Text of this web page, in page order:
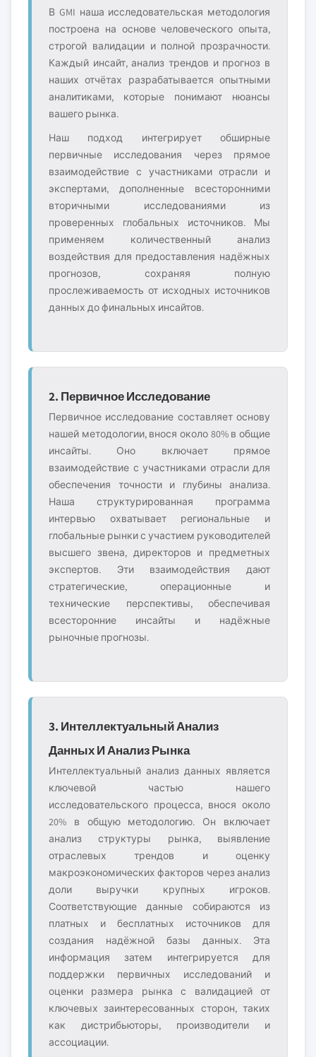
В GMI наша исследовательская методология
построена на основе человеческого опыта,
строгой валидации и полной прозрачности.
Каждый инсайт, анализ трендов и прогноз в
наших отчётах разрабатывается опытными
аналитиками, которые понимают нюансы
вашего рынка.
Наш подход интегрирует обширные
первичные исследования через прямое
взаимодействие с участниками отрасли и
экспертами, дополненные всесторонними
вторичными исследованиями из
проверенных глобальных источников. Мы
применяем количественный анализ
воздействия для предоставления надёжных
прогнозов, сохраняя полную
прослеживаемость от исходных источников
данных до финальных инсайтов.
2. Первичное Исследование
Первичное исследование составляет основу
нашей методологии, внося около 80% в общие
инсайты. Оно включает прямое
взаимодействие с участниками отрасли для
обеспечения точности и глубины анализа.
Наша структурированная программа
интервью охватывает региональные и
глобальные рынки с участием руководителей
высшего звена, директоров и предметных
экспертов. Эти взаимодействия дают
стратегические, операционные и
технические перспективы, обеспечивая
всесторонние инсайты и надёжные
рыночные прогнозы.
3. Интеллектуальный Анализ
Данных И Анализ Рынка
Интеллектуальный анализ данных является
ключевой частью нашего
исследовательского процесса, внося около
20% в общую методологию. Он включает
анализ структуры рынка, выявление
отраслевых трендов и оценку
макроэкономических факторов через анализ
доли выручки крупных игроков.
Соответствующие данные собираются из
платных и бесплатных источников для
создания надёжной базы данных. Эта
информация затем интегрируется для
поддержки первичных исследований и
оценки размера рынка с валидацией от
ключевых заинтересованных сторон, таких
как дистрибьюторы, производители и
ассоциации.